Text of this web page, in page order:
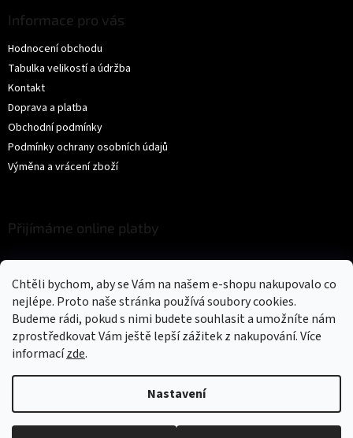
Chtěli bychom, aby se Vám na našem e-shopu nakupovalo co
nejlépe. Proto naše stránka používá soubory cookies.
Budeme rádi, pokud s nimi budete souhlasit a umožníte nám
zprostředkovat Vám ještě lepší zážitek z nakupování.Více
informacízde.
Nastavení
Informace pro vás
Hodnocení obchodu
Tabulka velikostí a údržba
Kontakt
Doprava a platba
Obchodní podmínky
Podmínky ochrany osobních údajů
Výměna a vrácení zboží
Přijímáme online platby
Vytvořil Shoptet
. Všechna práva vyhrazena.
cookies